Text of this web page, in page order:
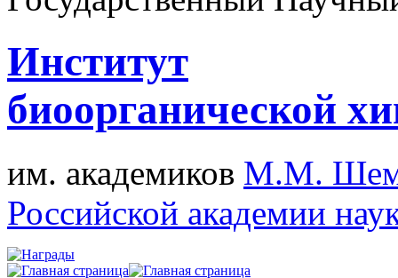
Институт
биоорганической
им. академиков М.М.
Российской академии